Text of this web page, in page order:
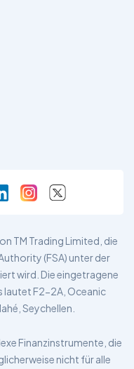
TM Trading Limited, die
(FSA) unter der
wird. Die eingetragene
lautet F2-2A, Oceanic
Seychellen.
Finanzinstrumente, die
nicht für alle